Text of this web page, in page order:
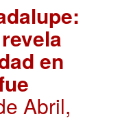
en
Abril,